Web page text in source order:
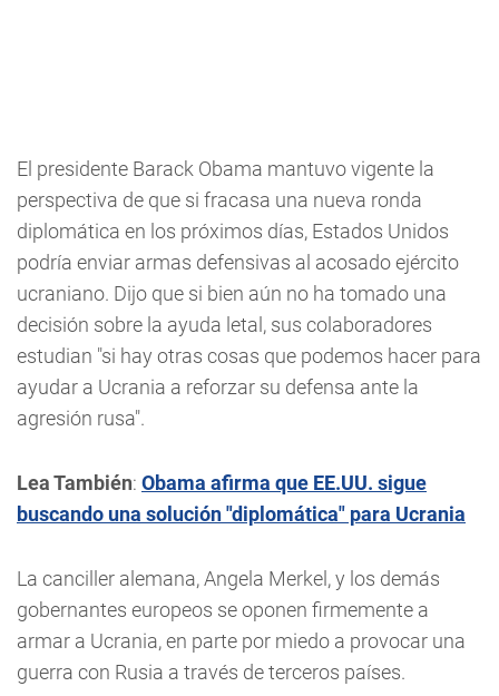
El presidente Barack Obama mantuvo vigente la
perspectiva de que si fracasa una nueva ronda
diplomática en los próximos días, Estados Unidos
podría enviar armas defensivas al acosado ejército
ucraniano. Dijo que si bien aún no ha tomado una
decisión sobre la ayuda letal, sus colaboradores
estudian "si hay otras cosas que podemos hacer para
ayudar a Ucrania a reforzar su defensa ante la
agresión rusa".
Lea También: Obama afirma que EE.UU. sigue
buscando una solución "diplomática" para Ucrania
La canciller alemana, Angela Merkel, y los demás
gobernantes europeos se oponen firmemente a
armar a Ucrania, en parte por miedo a provocar una
guerra con Rusia a través de terceros países.